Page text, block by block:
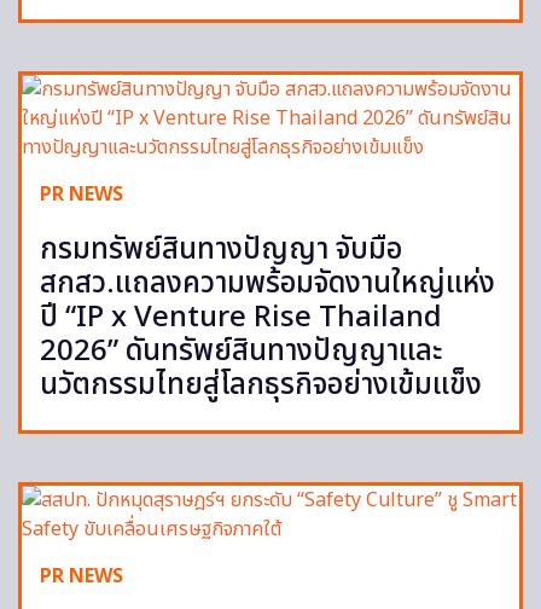
PR NEWS
กรมทรัพย์สินทางปัญญา จับมือ
สกสว.แถลงความพร้อมจัดงานใหญ่แห่ง
ปี “IP x Venture Rise Thailand
2026” ดันทรัพย์สินทางปัญญาและ
นวัตกรรมไทยสู่โลกธุรกิจอย่างเข้มแข็ง
PR NEWS